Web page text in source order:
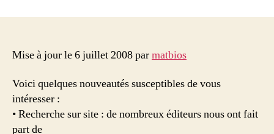
recherches
Mise à jour le 6 juillet 2008 parmatbios
Voici quelques nouveautés susceptibles de vous
intéresser :
• Recherche sur site : de nombreux éditeurs nous ont fait
part de